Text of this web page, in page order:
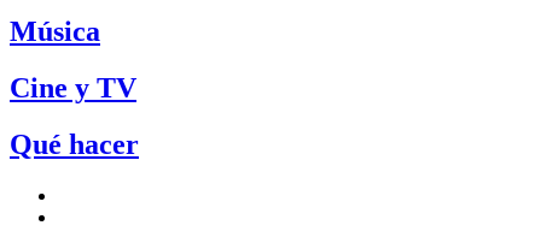
Música
Cine y TV
Qué hacer